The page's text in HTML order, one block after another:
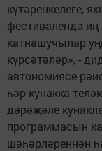
күтәренкелеге,
фестивалендә
катнашучылар
күрсәтәләр», -
автономиясе
һәр кунакка
дәрәҗәле
программасын
шәһәрләреннән